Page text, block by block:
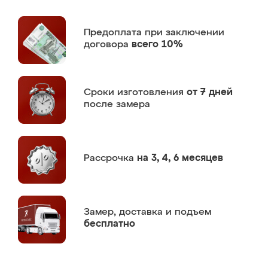
Предоплата при заключении
договора всего 10%
Сроки изготовления от 7 дней
после замера
Рассрочка на 3, 4, 6 месяцев
Замер, доставка и подъем
бесплатно